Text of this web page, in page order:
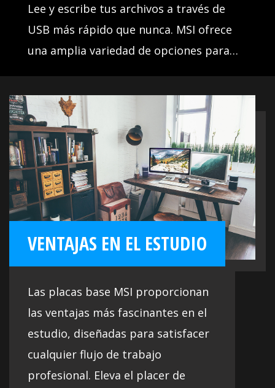
Lee y escribe tus archivos a través de
USB más rápido que nunca. MSI ofrece
una amplia variedad de opciones para
USB, ofreciendo velocidades de
transferencia rapidísimas de hasta
20Gb/s.
VENTAJAS EN EL ESTUDIO
Las placas base MSI proporcionan
las ventajas más fascinantes en el
estudio, diseñadas para satisfacer
cualquier flujo de trabajo
profesional. Eleva el placer de